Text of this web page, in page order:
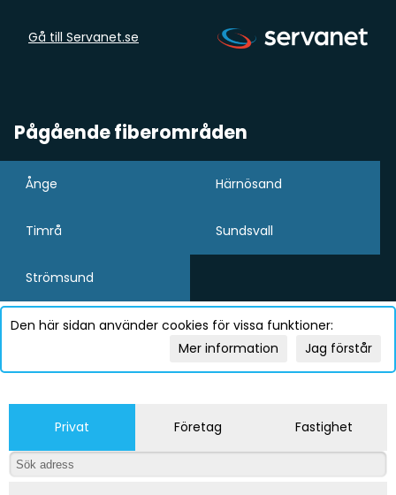
Gå till Servanet.se
Pågående fiberområden
Ånge Härnösand
Timrå Sundsvall
Strömsund
Den här sidan använder cookies för vissa funktioner:
Jag förstår
Mer information
Privat Företag Fastighet